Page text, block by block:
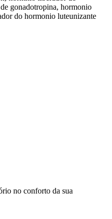
gonadotropina, hormonio
do hormonio luteunizante
no conforto da sua